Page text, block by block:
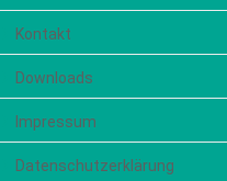
Kontakt
Downloads
Impressum
Datenschutzerklärung